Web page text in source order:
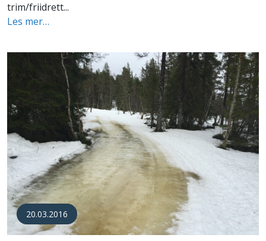
trim/friidrett...
Les mer…
20.03.2016